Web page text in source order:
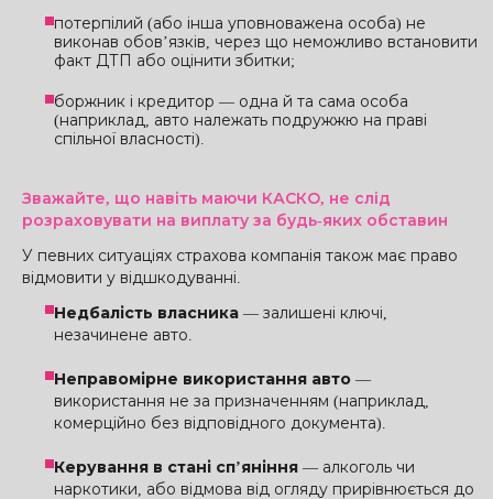
потерпілий (або інша уповноважена особа) не
виконав обов’язків, через що неможливо встановити
факт ДТП або оцінити збитки;
боржник і кредитор — одна й та сама особа
(наприклад, авто належать подружжю на праві
спільної власності).
Зважайте, що навіть маючи КАСКО, не слід
розраховувати на виплату за будь-яких обставин
У певних ситуаціях страхова компанія також має право
відмовити у відшкодуванні.
Недбалість власника — залишені ключі,
незачинене авто.
Неправомірне використання авто —
використання не за призначенням (наприклад,
комерційно без відповідного документа).
Керування в стані сп’яніння — алкоголь чи
наркотики, або відмова від огляду прирівнюється до